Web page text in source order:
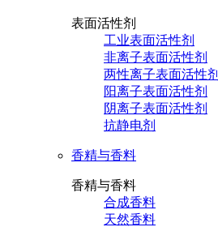
表面活性剂
工业表面活性剂
非离子表面活性剂
两性离子表面活性剂
阳离子表面活性剂
阴离子表面活性剂
抗静电剂
香精与香料
香精与香料
合成香料
天然香料